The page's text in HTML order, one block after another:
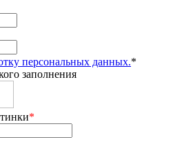
персональных данных.*
заполнения
*